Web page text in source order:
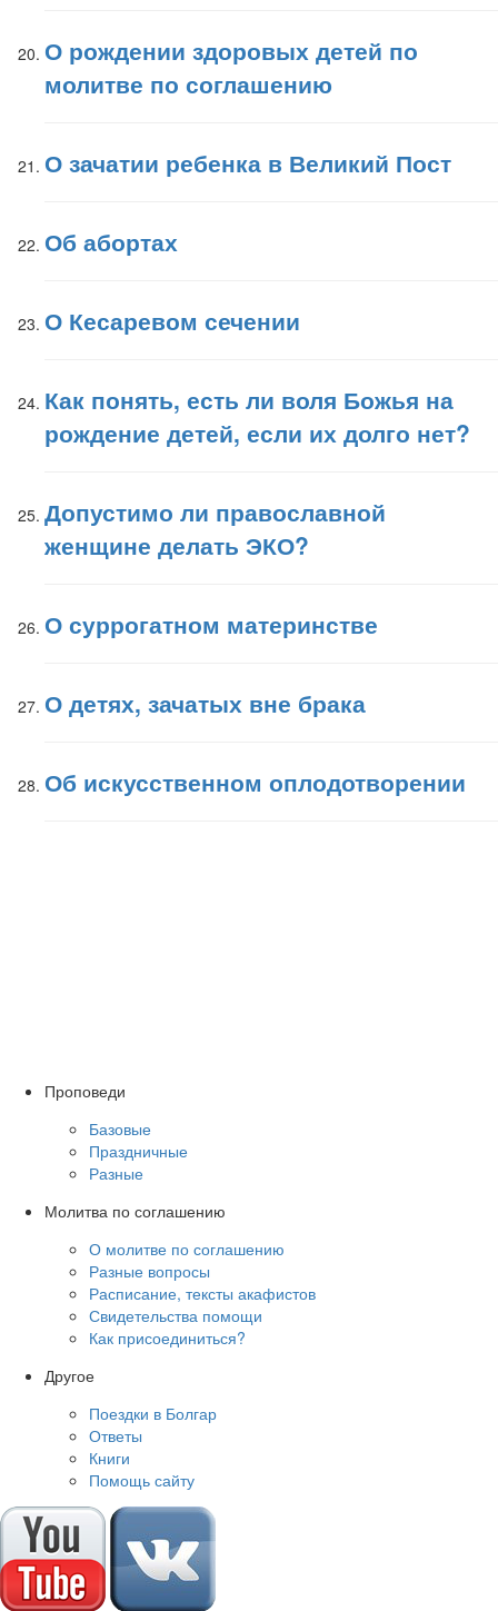
О рождении здоровых детей по
молитве по соглашению
О зачатии ребенка в Великий Пост
Об абортах
О Кесаревом сечении
Как понять, есть ли воля Божья на
рождение детей, если их долго нет?
Допустимо ли православной
женщине делать ЭКО?
О суррогатном материнстве
О детях, зачатых вне брака
Об искусственном оплодотворении
Проповеди
Базовые
Праздничные
Разные
Молитва по соглашению
О молитве по соглашению
Разные вопросы
Расписание, тексты акафистов
Свидетельства помощи
Как присоединиться?
Другое
Поездки в Болгар
Ответы
Книги
Помощь сайту